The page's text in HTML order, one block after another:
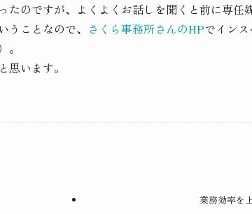
たのですが、よくよくお話しを聞くと前に専任
ことなので、 さくら事務所さんのHPでイン
います。
業務効率を